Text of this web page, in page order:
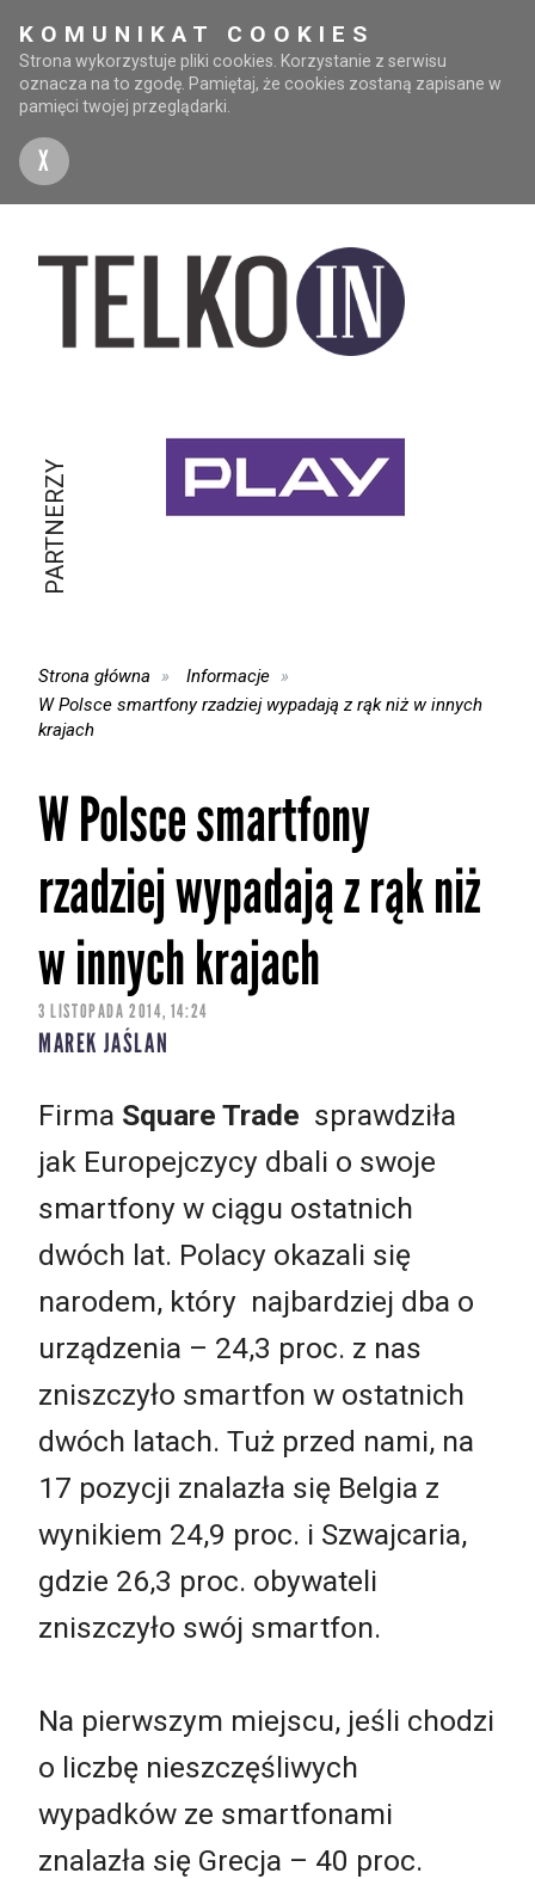
KOMUNIKAT COOKIES
Strona wykorzystuje pliki cookies. Korzystanie z serwisu
oznacza na to zgodę. Pamiętaj, że cookies zostaną zapisane w
pamięci twojej przeglądarki.
X
PARTNERZY
Strona główna
Informacje
W Polsce smartfony rzadziej wypadają z rąk niż w innych
krajach
W Polsce smartfony
rzadziej wypadają z rąk niż
w innych krajach
3 LISTOPADA 2014, 14:24
MAREK JAŚLAN
Firma Square Trade sprawdziła
jak Europejczycy dbali o swoje
smartfony w ciągu ostatnich
dwóch lat. Polacy okazali się
narodem, który najbardziej dba o
urządzenia – 24,3 proc. z nas
zniszczyło smartfon w ostatnich
dwóch latach. Tuż przed nami, na
17 pozycji znalazła się Belgia z
wynikiem 24,9 proc. i Szwajcaria,
gdzie 26,3 proc. obywateli
zniszczyło swój smartfon.
Na pierwszym miejscu, jeśli chodzi
o liczbę nieszczęśliwych
wypadków ze smartfonami
znalazła się Grecja – 40 proc.